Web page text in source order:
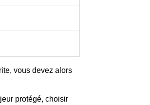
vous devez alors
protégé, choisir